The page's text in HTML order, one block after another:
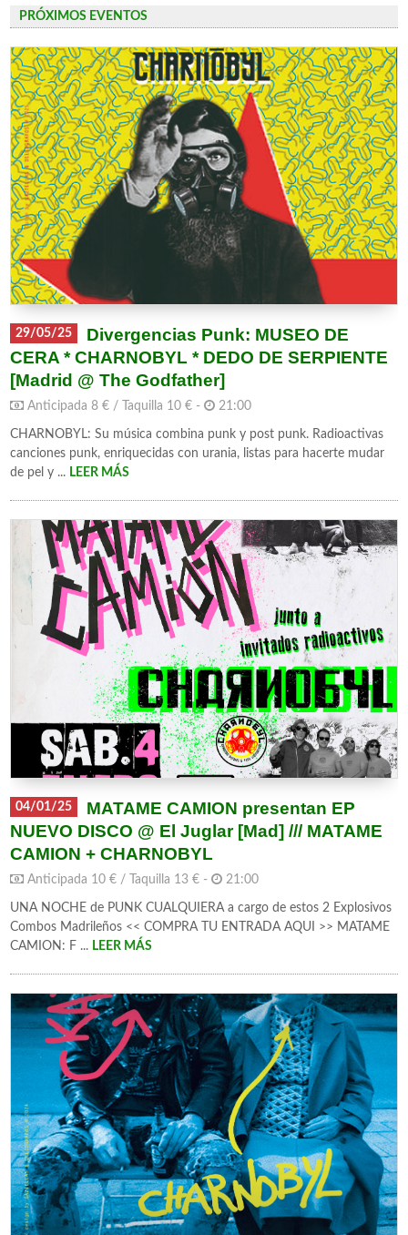
PRÓXIMOS EVENTOS
29/05/25
Divergencias Punk: MUSEO DE
CERA * CHARNOBYL * DEDO DE SERPIENTE
[Madrid @ The Godfather]
Anticipada 8 € / Taquilla 10 € - 21:00
CHARNOBYL: Su música combina punk y post punk. Radioactivas
canciones punk, enriquecidas con urania, listas para hacerte mudar
de pel y ... LEER MÁS
04/01/25
MATAME CAMION presentan EP
NUEVO DISCO @ El Juglar [Mad] /// MATAME
CAMION + CHARNOBYL
Anticipada 10 € / Taquilla 13 € - 21:00
UNA NOCHE de PUNK CUALQUIERA a cargo de estos 2 Explosivos
Combos Madrileños << COMPRA TU ENTRADA AQUI >> MATAME
CAMION: F ... LEER MÁS